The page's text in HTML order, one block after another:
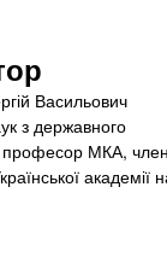
Васильович
з державного
професор МКА,
академії